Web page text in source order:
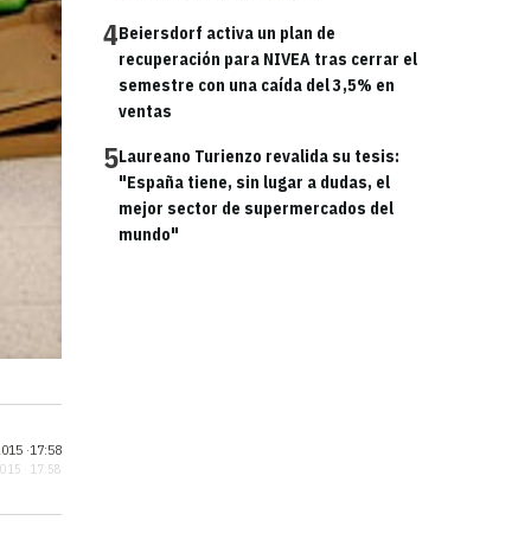
4Beiersdorf activa un plan de
recuperación para NIVEA tras cerrar el
semestre con una caída del 3,5% en
ventas
5Laureano Turienzo revalida su tesis:
"España tiene, sin lugar a dudas, el
mejor sector de supermercados del
mundo"
·17:58
· 17:58